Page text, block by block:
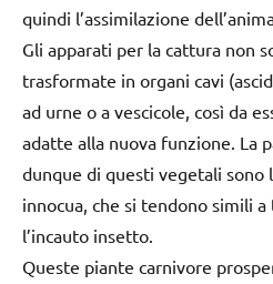
quindi l’assimilazione
Gli apparati per la cattura non
trasformate in organi cavi
ad urne o a vescicole, così da
adatte alla nuova funzione. La
dunque di questi vegetali sono
innocua, che si tendono simili
l’incauto insetto.
Queste piante carnivore